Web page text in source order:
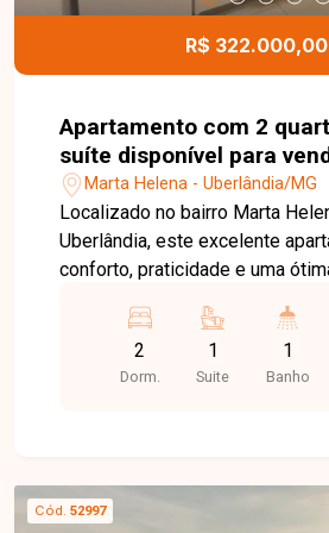
R$
Apartamento com 2
suíte disponível para
Marta Helena em
Marta Helena - Uberlândia/MG
Localizado no bairro Marta
Uberlândia, este excelente
conforto, praticidade e uma
com fácil acesso a diversos
além de estar próxima a
conveniências que facilitam o dia a
com armários planejados,
além de banheiro social também
2
Dorm.
1
Suite
1
Banho
Cód. 52997